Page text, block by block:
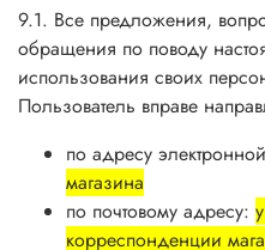
9.1. Все предложения,
обращения по поводу
использования своих
Пользователь вправе
по адресу
магазина
по почтовому адресу:
корреспонденции